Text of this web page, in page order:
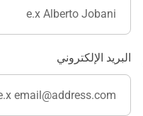
البريد الإلكتروني